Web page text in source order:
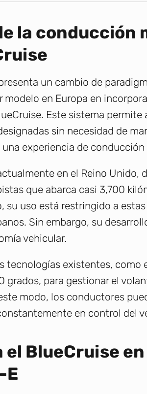
la conducción
un cambio de
en Europa en
Este sistema permite
sin necesidad de
experiencia de conducción
en el Reino Unido,
que abarca casi 3,700
su uso está restringido a
Sin embargo, su
vehicular.
tecnologías existentes, como
grados, para gestionar el
modo, los conductores
en control del
BlueCruise
E